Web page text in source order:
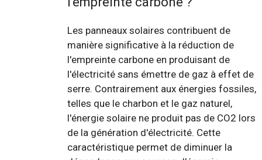
Les panneaux solaires contribuent de
manière significative à la réduction de
l'empreinte carbone en produisant de
l'électricité sans émettre de gaz à effet de
serre. Contrairement aux énergies fossiles,
telles que le charbon et le gaz naturel,
l'énergie solaire ne produit pas de CO2 lors
de la génération d'électricité. Cette
caractéristique permet de diminuer la